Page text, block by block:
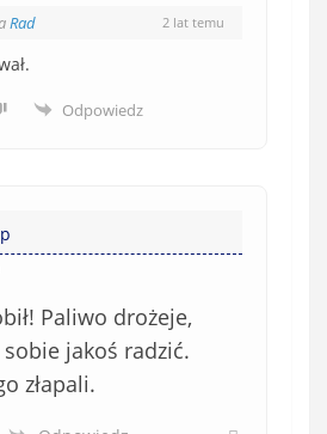
Rad 2 lat temu
Odpowiedz
Paliwo drożeje,
jakoś radzić.
złapali.